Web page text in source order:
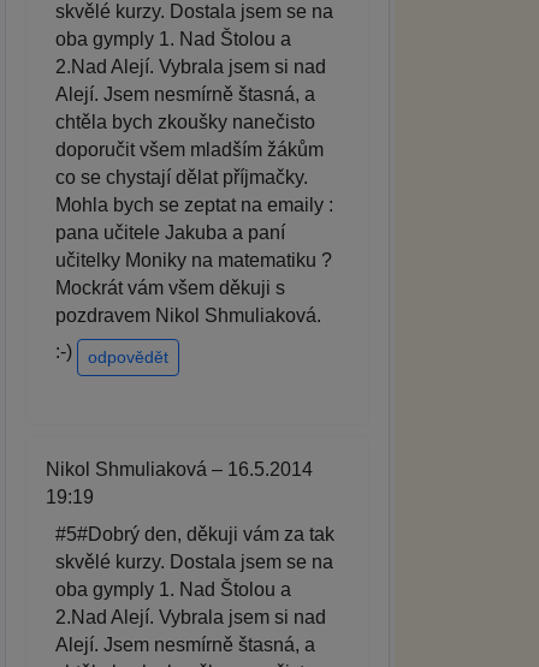
skvělé kurzy. Dostala jsem se na
oba gymply 1. Nad Štolou a
2.Nad Alejí. Vybrala jsem si nad
Alejí. Jsem nesmírně štasná, a
chtěla bych zkoušky nanečisto
doporučit všem mladším žákům
co se chystají dělat příjmačky.
Mohla bych se zeptat na emaily :
pana učitele Jakuba a paní
učitelky Moniky na matematiku ?
Mockrát vám všem děkuji s
pozdravem Nikol Shmuliaková.
:-)
odpovědět
Nikol Shmuliaková – 16.5.2014
19:19
#5#Dobrý den, děkuji vám za tak
skvělé kurzy. Dostala jsem se na
oba gymply 1. Nad Štolou a
2.Nad Alejí. Vybrala jsem si nad
Alejí. Jsem nesmírně štasná, a